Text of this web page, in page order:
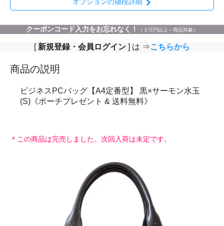
オプションの値段詳細
クーポンコード入力をお忘れなく！ （３万円以上～商品対象）
[ 新規登録・会員ログイン ] は ⇒こちらから
商品の説明
ビジネスPCバッグ【A4定番型】 黒×サーモン水玉
(S)《ポーチプレゼント & 送料無料》
＊この商品は完売しました。次回入荷は未定です。